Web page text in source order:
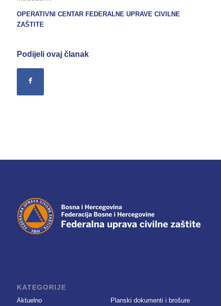
OPERATIVNI CENTAR FEDERALNE UPRAVE CIVILNE
ZAŠTITE
Podijeli ovaj članak
KATEGORIJE
Aktuelno
Planski dokumenti i brošure